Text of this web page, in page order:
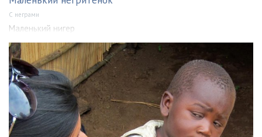
С неграми
Маленький нигер